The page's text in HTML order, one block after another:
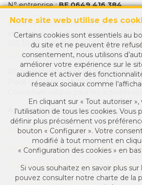
Notre site web utilise des
Certains cookies sont essentiels au
du site et ne peuvent être
consentement, nous utilisons
améliorer votre expérience sur le
audience et activer des
réseaux sociaux comme
En cliquant sur « Tout autoriser
l’utilisation de tous les cookies.
définir plus précisément vos
bouton « Configurer ». Votre
modifié à tout moment en
« Configuration des cookies » en
Si vous souhaitez en savoir plus sur
pouvez consulter notre charte de la
N° entreprise :BE 0649 416 384
Instance de contrôle: Institut
immobiliers, rue du Luxembourg 16B,
505 38 50 - info@ipi.be) - Soumis au
l’ IPI
RC professionnelle et cautionnement
Place du Trône 1, 1000 Bruxelles –
Agent immobilier intermédiaire
Actualimmo, votre agence immobilière
Conditions générales d'utilisation du site
Charte de la protection de la vie privée
Configuration des cookies